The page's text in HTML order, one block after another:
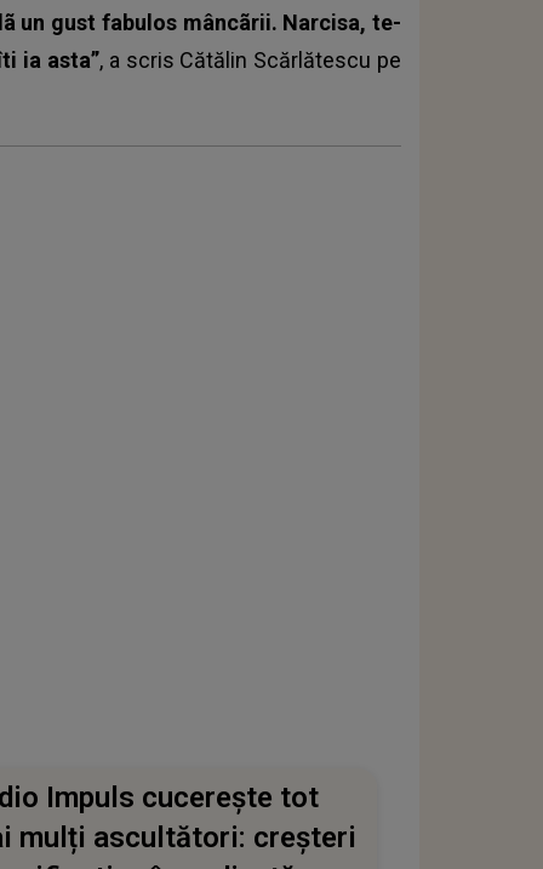
un gust fabulos mâncãrii. Narcisa, te-
ia asta”, a scris Cătălin Scărlătescu pe
Impuls cucerește tot
mulți ascultători: creșteri